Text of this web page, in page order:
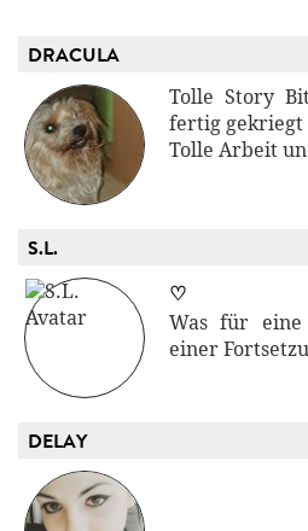
DRACULA
Tolle Story
fertig gekriegt
Tolle Arbeit
S.L.
♡
Was für eine
einer
DELAY